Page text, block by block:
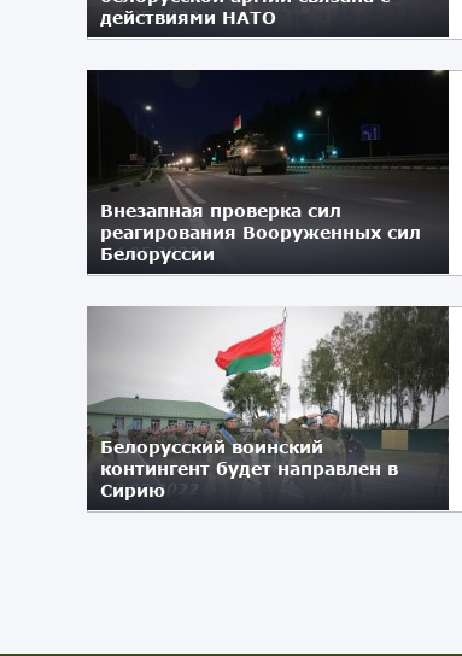
действиями НАТО
05.05.2022
Внезапная проверка сил
реагирования Вооруженных сил
Белоруссии
04.05.2022
Белорусский воинский
контингент будет направлен в
Сирию
07.02.2022